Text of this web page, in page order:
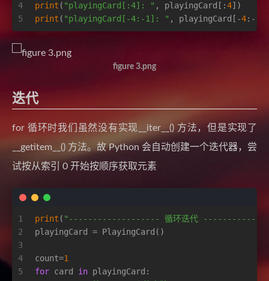
4
5
print ( "playingCard[:4]: " , playingCard[:4])
print ( "playingCard[-4:-1]: " , playingCard[-4:-1
figure 3.png
迭代
for 循环时我们虽然没有实现__iter__() 方法，但是实现了
__getitem__() 方法。故 Python 会自动创建一个迭代器，尝
试按从索引 0 开始按顺序获取元素
1
2
3
4
5
print ( "------------------- 循环迭代
playingCard = PlayingCard()
count=1
for card in playingCard: